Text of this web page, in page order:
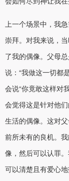
上一个场景中，我
崇拜。对我来说，
了我的偶像。父母
说：“我做这一切都
会说“你竟敢这样对
会觉得这是针对他
生活的偶像。这对
前所未有的良机。
像，然后可以认罪
可以清楚且有爱心